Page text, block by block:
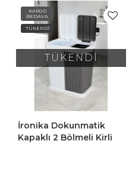
KARGO
BEDAVA
TÜKENDİ
TÜKENDİ
İronika Dokunmatik
Kapaklı 2 Bölmeli Kirli